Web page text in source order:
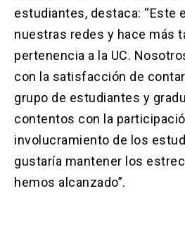
estudiantes, destaca: “Este
nuestras redes y hace más
pertenencia a la UC.
con la satisfacción de
grupo de estudiantes y
contentos con la
involucramiento de los
gustaría mantener los
hemos alcanzado”.